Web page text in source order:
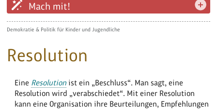
Mach mit!
Demokratie & Politik für Kinder und Jugendliche
Resolution
Eine Resolution ist ein „Beschluss“. Man sagt, eine
Resolution wird „verabschiedet“. Mit einer Resolution
kann eine Organisation ihre Beurteilungen, Empfehlungen